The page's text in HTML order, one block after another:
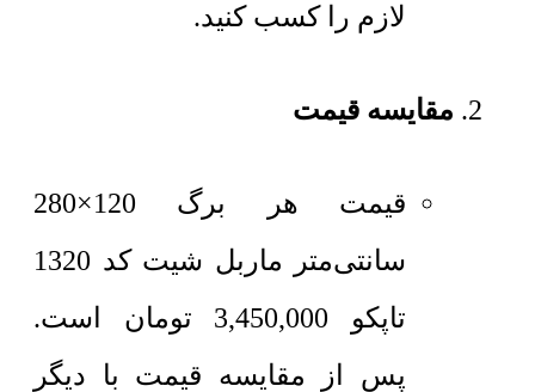
لازم را کسب کنید.
مقایسه قیمت
قیمت هر برگ 120×280
سانتی‌متر
ماربل شیت کد 1320
تاپکو 3,450,000 تومان است.
پس از مقایسه قیمت با دیگر